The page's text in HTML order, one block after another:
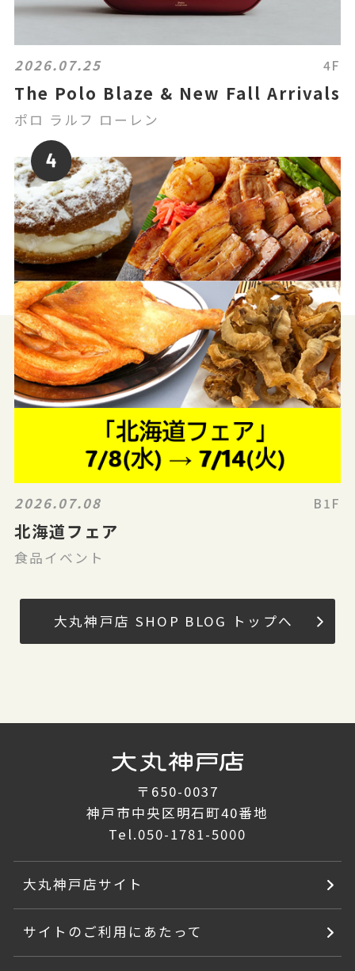
2026.07.25 4F
The Polo Blaze & New Fall Arrivals
ポロ ラルフ ローレン
2026.07.08 B1F
北海道フェア
食品イベント
大丸神戸店 SHOP BLOG トップへ
〒650-0037
神戸市中央区明石町40番地
Tel.050-1781-5000
大丸神戸店サイト
サイトのご利用にあたって